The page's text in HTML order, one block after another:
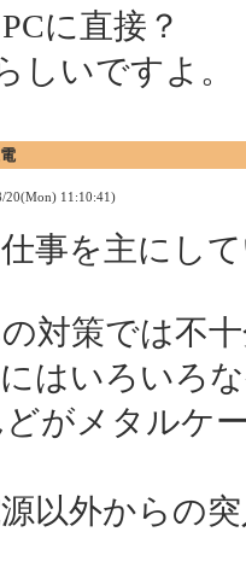
に直接？
しいですよ。
20(Mon) 11:10:41)
仕事を主にし
対策では不
はいろいろ
がメタルケ
以外からの